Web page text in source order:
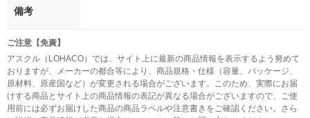
備考
ご注意【免責】
アスクル（LOHACO）では、サイト上に最新の商品情報を表示するよう努めて
おりますが、メーカーの都合等により、商品規格・仕様（容量、パッケージ、
原材料、原産国など）が変更される場合がございます。このため、実際にお届
けする商品とサイト上の商品情報の表記が異なる場合がございますので、ご使
用前には必ずお届けした商品の商品ラベルや注意書きをご確認ください。さら